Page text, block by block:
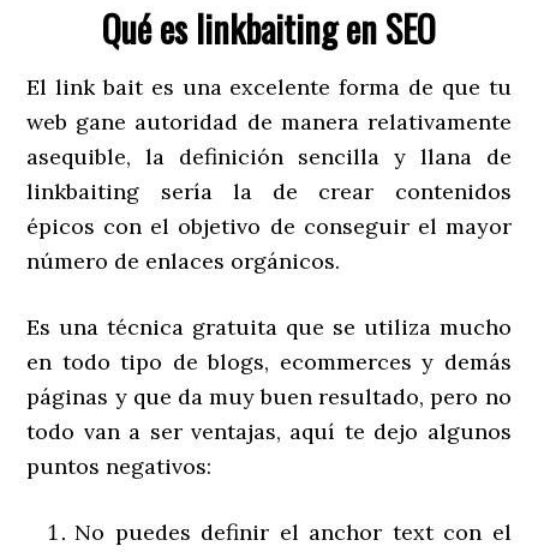
Qué es linkbaiting en SEO
El link bait es una excelente forma de que tu
web gane autoridad de manera relativamente
asequible, la definición sencilla y llana de
linkbaiting sería la de crear contenidos
épicos con el objetivo de conseguir el mayor
número de enlaces orgánicos.
Es una técnica gratuita que se utiliza mucho
en todo tipo de blogs, ecommerces y demás
páginas y que da muy buen resultado, pero no
todo van a ser ventajas, aquí te dejo algunos
puntos negativos:
No puedes definir el anchor text con el